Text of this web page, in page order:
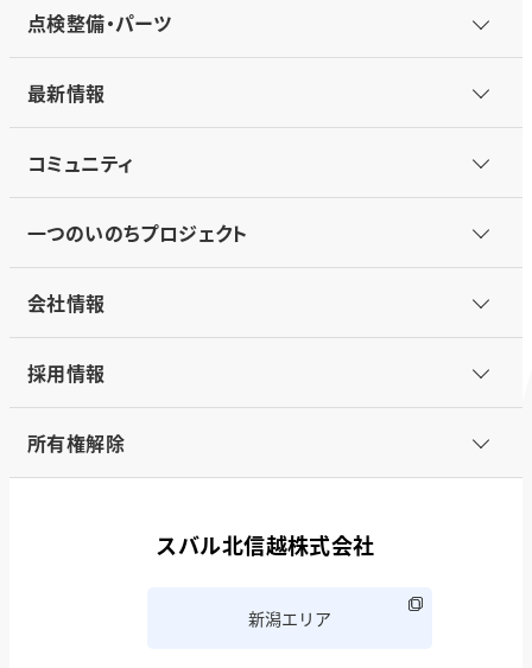
点検整備・パーツ
最新情報
コミュニティ
一つのいのちプロジェクト
会社情報
採用情報
所有権解除
スバル北信越株式会社
新潟エリア